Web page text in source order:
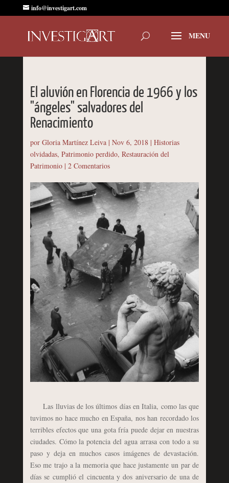
info@investigart.com
El aluvión en Florencia de 1966 y los
"ángeles" salvadores del
Renacimiento
por Gloria Martínez Leiva| Nov 6, 2018| Historias
olvidadas, Patrimonio perdido, Restauración del
Patrimonio| 2 Comentarios
Las lluvias de los últimos días en Italia, como las que
tuvimos no hace mucho en España, nos han recordado los
terribles efectos que una gota fría puede dejar en nuestras
ciudades. Cómo la potencia del agua arrasa con todo a su
paso y deja en muchos casos imágenes de devastación.
Eso me trajo a la memoria que hace justamente un par de
días se cumplió el cincuenta y dos aniversario de una de